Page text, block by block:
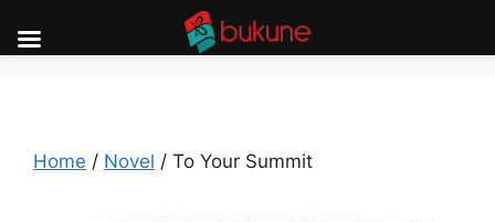
Home / Novel / To Your Summit